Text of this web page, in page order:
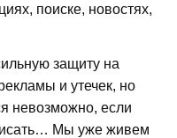
поиске, новостях,
защиту на
и утечек, но
невозможно, если
Мы уже живем